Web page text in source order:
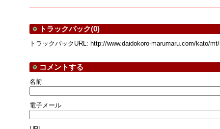
トラックバック(0)
トラックバックURL: http://www.daidokoro-marumaru.com/kato/
コメントする
名前
電子メール